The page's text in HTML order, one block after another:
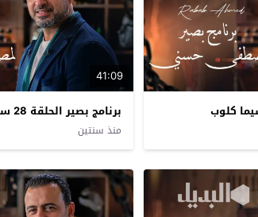
41:09
برنامج بصير الحلقة 28 سيما كلوب
منذ سنتين